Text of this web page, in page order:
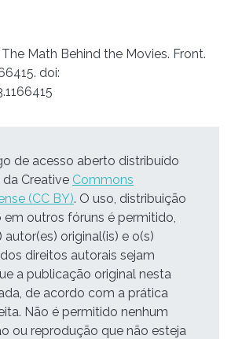
Math Behind the Movies. Front.
doi:
de acesso aberto distribuído
Creative Commons
(CC BY). O uso, distribuição
outros fóruns é permitido,
autor(es) original(is) e o(s)
direitos autorais sejam
a publicação original nesta
de acordo com a prática
Não é permitido nenhum
ou reprodução que não esteja